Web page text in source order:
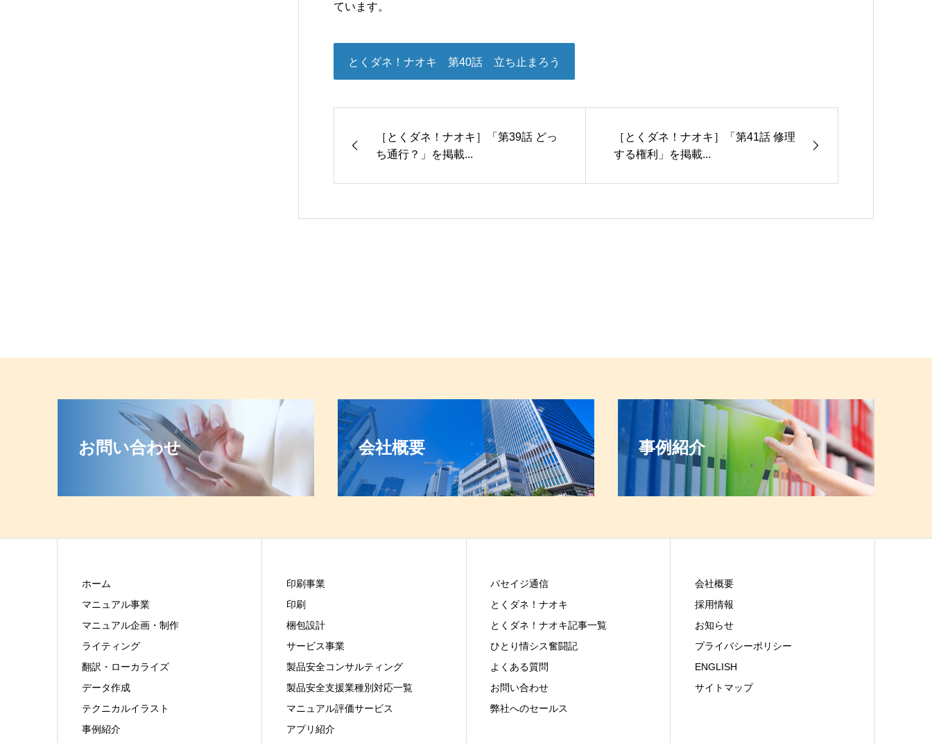
ています。
とくダネ！ナオキ 第40話 立ち止まろう
［とくダネ！ナオキ］「第39話 どっ
ち通行？」を掲載...
［とくダネ！ナオキ］「第41話 修理
する権利」を掲載...
お問い合わせ 会社概要 事例紹介
ホーム
マニュアル事業
マニュアル企画・制作
ライティング
翻訳・ローカライズ
データ作成
テクニカルイラスト
事例紹介
印刷事業
印刷
梱包設計
サービス事業
製品安全コンサルティング
製品安全支援業種別対応一覧
マニュアル評価サービス
アプリ紹介
パセイジ通信
とくダネ！ナオキ
とくダネ！ナオキ記事一覧
ひとり情シス奮闘記
よくある質問
お問い合わせ
弊社へのセールス
会社概要
採用情報
お知らせ
プライバシーポリシー
ENGLISH
サイトマップ